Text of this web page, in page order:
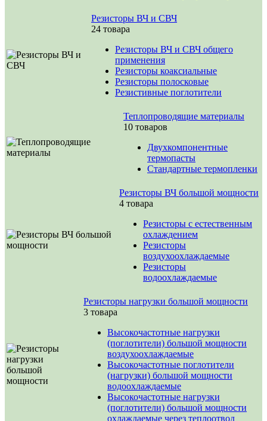
Резисторы ВЧ и СВЧ
24 товара
Резисторы ВЧ и СВЧ общего
применения
Резисторы коаксиальные
Резисторы полосковые
Резистивные поглотители
Теплопроводящие материалы
10 товаров
Двухкомпонентные
термопасты
Стандартные термопленки
Резисторы ВЧ большой мощности
4 товара
Резисторы с естественным
охлаждением
Резисторы
воздухоохлаждаемые
Резисторы
водоохлаждаемые
Резисторы нагрузки большой мощности
3 товара
Высокочастотные нагрузки
(поглотители) большой мощности
воздухоохлаждаемые
Высокочастотные поглотители
(нагрузки) большой мощности
водоохлаждаемые
Высокочастотные нагрузки
(поглотители) большой мощности
охлаждаемые через теплоотвод